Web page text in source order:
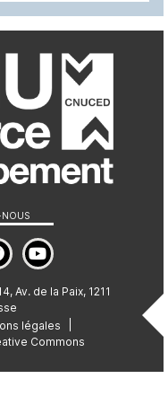
sociaux
NOUS
- XYoutube
Av. de la Paix, 1211
et
légales
Commons